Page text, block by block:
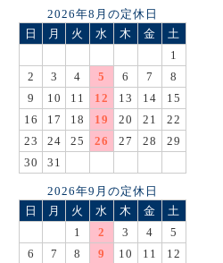
2026年8月の定休日
日
月 火 水 木 金
土
1
2
3 4 5 6 7
8
9
10 11 12 13 14
15
16
17 18 19 20 21
22
23
24 25 26 27 28
29
30
31
2026年9月の定休日
日
月 火 水 木 金
土
1
2 3 4
5
6
7 8 9 10 11
12